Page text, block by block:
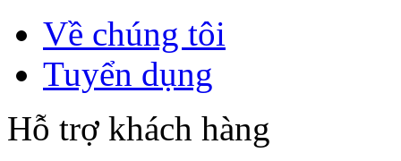
Về chúng tôi
Tuyển dụng
Hỗ trợ khách hàng